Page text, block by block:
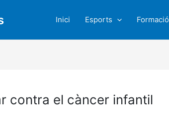
Inici Esports Formació
contra el càncer infantil